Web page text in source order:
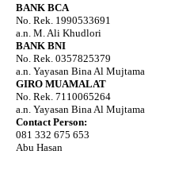
BANK BCA
No. Rek. 1990533691
a.n. M. Ali Khudlori
BANK BNI
No. Rek. 0357825379
a.n. Yayasan Bina Al Mujtama
GIRO MUAMALAT
No. Rek. 7110065264
a.n. Yayasan Bina Al Mujtama
Contact Person:
081 332 675 653
Abu Hasan